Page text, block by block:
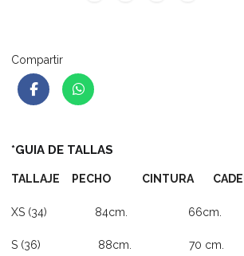
Compartir
*GUIA DE TALLAS
TALLAJE PECHO CINTURA
XS (34) 84cm. 66cm.
S (36) 88cm. 70 cm.